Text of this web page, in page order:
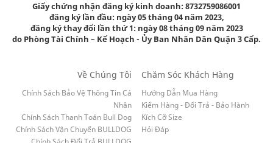
Giấy chứng nhận đăng ký kinh doanh: 8732759086001
đăng ký lần đầu: ngày 05 tháng 04 năm 2023,
đăng ký thay đổi lần thứ 1: ngày 08 tháng 09 năm 2023
do Phòng Tài Chính – Kế Hoạch - Ủy Ban Nhân Dân Quận 3 Cấp.
Về Chúng Tôi
Chính Sách Bảo Vệ Thông Tin Cá
Nhân
Chính Sách Thanh Toán Bull Dog
Chính Sách Vận Chuyển BULLDOG
Chăm Sóc Khách Hàng
Hướng Dẫn Mua Hàng
Kiểm Hàng - Đổi Trả - Bảo Hành
Kích Cỡ Size
Hỏi Đáp